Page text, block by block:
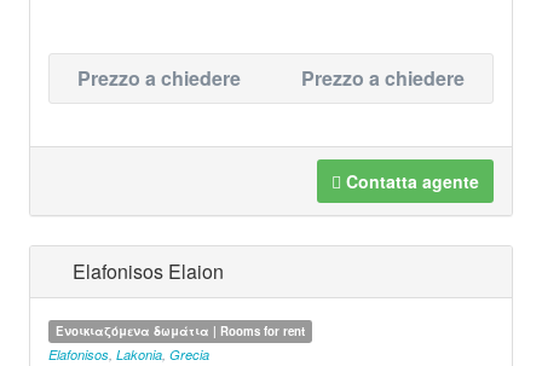
Prezzo a chiedere Prezzo a chiedere
Contatta agente
Elafonisos Elaion
Ενοικιαζόμενα δωμάτια | Rooms for rent
Elafonisos, Lakonia, Grecia